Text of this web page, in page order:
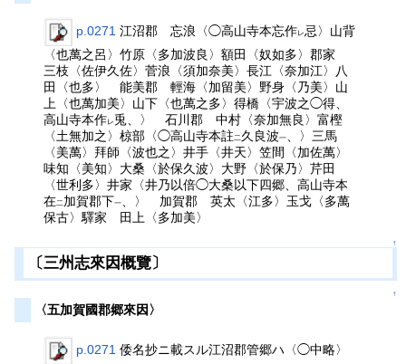
p.0271 江沼郡 忘浪〈◯高山寺本忘作レ 忌〉山背
〈也萬之呂〉竹原〈多加波良〉額田〈奴如多〉郡家
三枝〈佐伊久佐〉菅浪〈須加奈美〉長江〈奈加江〉八
田〈也多〉 能美郡 輕海〈加留美〉野身〈乃美〉山
上〈也萬加美〉山下〈也萬之多〉得橋〈宇波之◯得、
高山寺本作レ 兎、〉 石川郡 中村〈奈加無良〉富樫
〈土無加之〉椋部〈◯高山寺本註二久良波一
、〉三馬
〈美萬〉拜師〈波也之〉井手〈井天〉笠間〈加佐萬〉
味知〈美知〉大桑〈於保久波〉大野〈於保乃〉芹田
〈世利多〉井家〈井乃以倍◯大桑以下四郷、高山寺本
在二加賀郡下一
、〉 加賀郡 英太〈江多〉玉戈〈多萬
保古〉驛家 田上〈多加美〉
↑
〔三州志來因概覽〕
↑
〈五加賀國郡郷來因〉
p.0271 倭名抄ニ載スル江沼郡管郷ハ〈◯中略〉